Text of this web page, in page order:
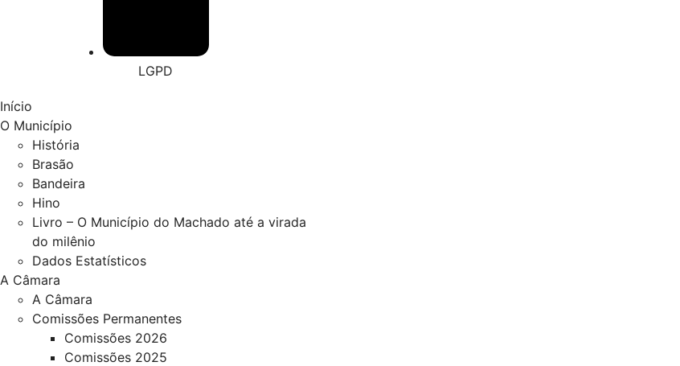
LGPD
Início
O Município
História
Brasão
Bandeira
Hino
Livro – O Município do Machado até a virada
do milênio
Dados Estatísticos
A Câmara
A Câmara
Comissões Permanentes
Comissões 2026
Comissões 2025